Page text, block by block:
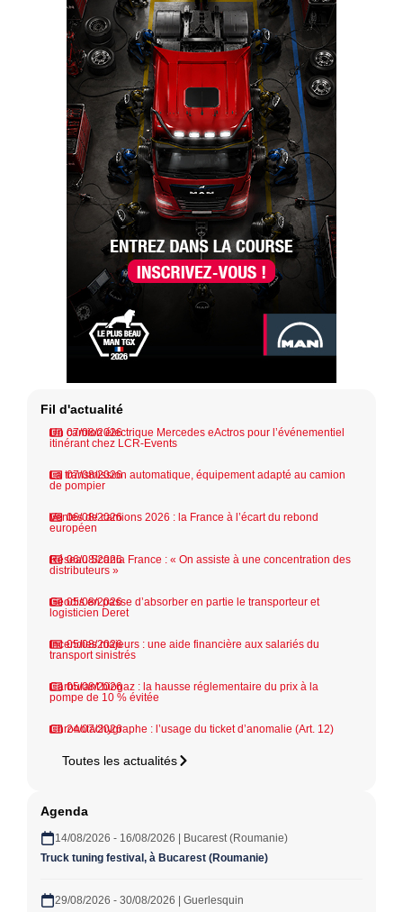
Fil d'actualité
07/08/2026
Un camion électrique Mercedes eActros pour l’événementiel
itinérant chez LCR-Events
07/08/2026
La transmission automatique, équipement adapté au camion
de pompier
06/08/2026
Ventes de camions 2026 : la France à l’écart du rebond
européen
06/08/2026
Réseau Scania France : « On assiste à une concentration des
distributeurs »
05/08/2026
Geodis en passe d’absorber en partie le transporteur et
logisticien Deret
05/08/2026
Incendies majeurs : une aide financière aux salariés du
transport sinistrés
05/08/2026
Carburant biogaz : la hausse réglementaire du prix à la
pompe de 10 % évitée
24/07/2026
Chronotachygraphe : l’usage du ticket d’anomalie (Art. 12)
Toutes les actualités
Agenda
14/08/2026 - 16/08/2026 | Bucarest (Roumanie)
Truck tuning festival, à Bucarest (Roumanie)
29/08/2026 - 30/08/2026 | Guerlesquin